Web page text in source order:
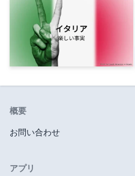
概要
お問い合わせ
アプリ